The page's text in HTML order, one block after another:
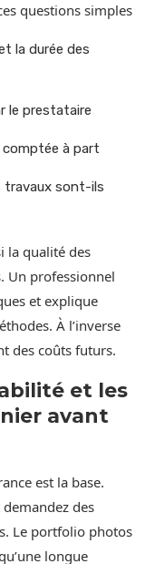
questions simples
la durée des
le prestataire
comptée à part
travaux sont-ils
la qualité des
Un professionnel
et explique
À l’inverse
des coûts futurs.
et les
avant
est la base.
des
Le portfolio photos
longue